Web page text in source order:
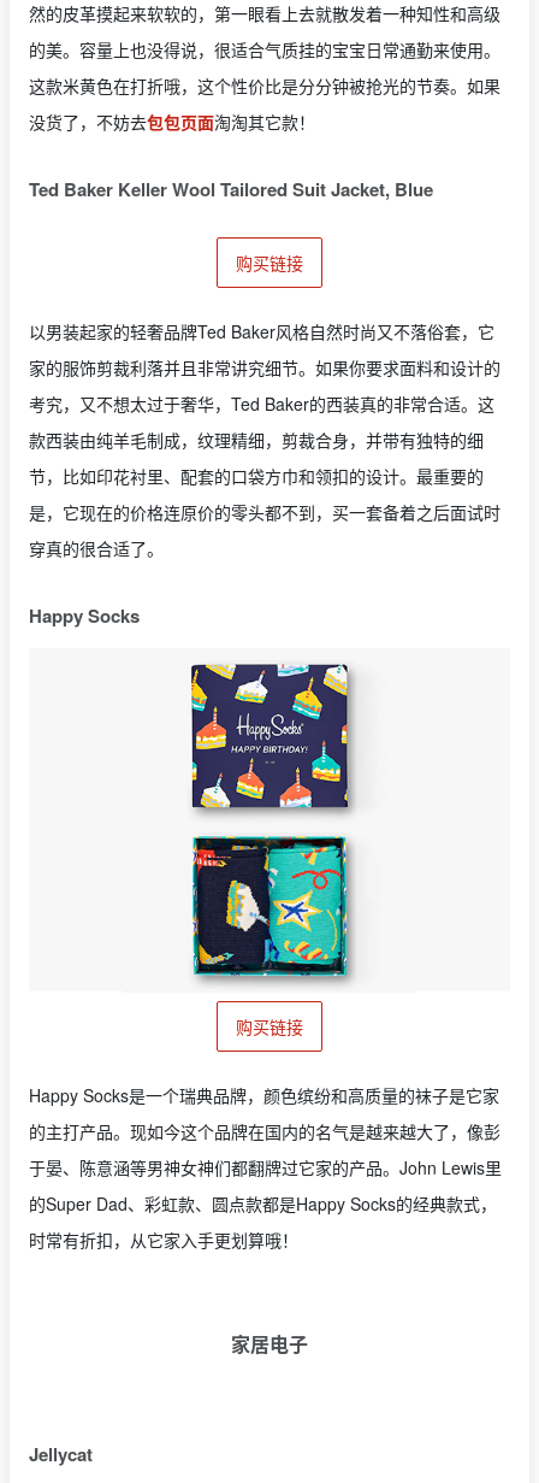
然的皮革摸起来软软的，第一眼看上去就散发着一种知性和高级
的美。容量上也没得说，很适合气质挂的宝宝日常通勤来使用。
这款米黄色在打折哦，这个性价比是分分钟被抢光的节奏。如果
没货了，不妨去包包页面淘淘其它款！
Ted Baker Keller Wool Tailored Suit Jacket, Blue
购买链接
以男装起家的轻奢品牌Ted Baker风格自然时尚又不落俗套，它
家的服饰剪裁利落并且非常讲究细节。如果你要求面料和设计的
考究，又不想太过于奢华，Ted Baker的西装真的非常合适。这
款西装由纯羊毛制成，纹理精细，剪裁合身，并带有独特的细
节，比如印花衬里、配套的口袋方巾和领扣的设计。最重要的
是，它现在的价格连原价的零头都不到，买一套备着之后面试时
穿真的很合适了。
Happy Socks
购买链接
Happy Socks是一个瑞典品牌，颜色缤纷和高质量的袜子是它家
的主打产品。现如今这个品牌在国内的名气是越来越大了，像彭
于晏、陈意涵等男神女神们都翻牌过它家的产品。John Lewis里
的Super Dad、彩虹款、圆点款都是Happy Socks的经典款式，
时常有折扣，从它家入手更划算哦！
家居电子
Jellycat